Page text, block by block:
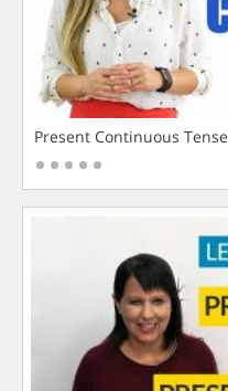
Present Continuous Tense